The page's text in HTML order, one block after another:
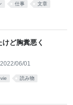
仕事 文章
ど胸糞悪く
2022/06/01
読み物